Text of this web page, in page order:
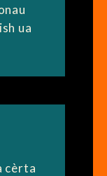
ua
cèrta